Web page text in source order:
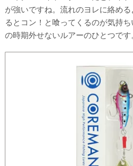
が強いですね。流れのヨレに絡める
るとコン！と喰ってくるのが気持
の時期外せないルアーのひとつです